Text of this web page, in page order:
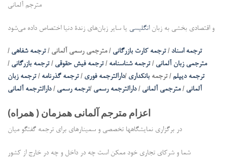
مترجم آلمانی
و اقتصادی بخشی به زبانانگلیسی یا سایر زبان‌های زندۀ دنیا اختصاص داده می‌شود
ترجمه اسناد /ترجمه کارت بازرگانی / مترجمی رسمی آلمانی /ترجمه شفاهی /
مترجمی زبان آلمانی /ترجمه شناسنامه /ترجمه فیش حقوقی /ترجمه بازرگانی /
ترجمه دیپلم/ ترجمهبانکداری /دارالترجمه فوری /ترجمه گذرنامه /ترجمه زبان
آلمانی /مترجمی آلمانی /دارالترجمه رسمی /ترجمه رسمی /دارالترجمه آلمانی
اعزام مترجم آلمانی همزمان ( همراه)
در برگزاری نمایشگاهها تخصصی و سمینارهای برای ترجمه گفتگو میان
شما و شرکای تجاری خود ممکن است چه در داخل و چه در خارج از کشور